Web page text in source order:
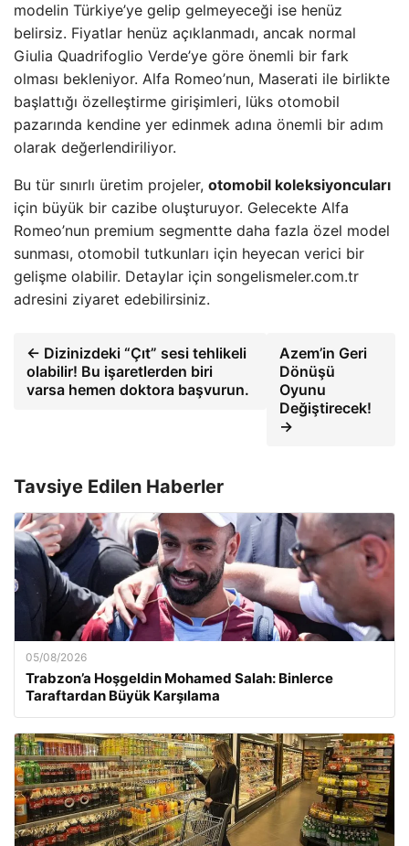
modelin Türkiye’ye gelip gelmeyeceği ise henüz
belirsiz. Fiyatlar henüz açıklanmadı, ancak normal
Giulia Quadrifoglio Verde’ye göre önemli bir fark
olması bekleniyor. Alfa Romeo’nun, Maserati ile birlikte
başlattığı özelleştirme girişimleri, lüks otomobil
pazarında kendine yer edinmek adına önemli bir adım
olarak değerlendiriliyor.
Bu tür sınırlı üretim projeler, otomobil koleksiyoncuları
için büyük bir cazibe oluşturuyor. Gelecekte Alfa
Romeo’nun premium segmentte daha fazla özel model
sunması, otomobil tutkunları için heyecan verici bir
gelişme olabilir. Detaylar için songelismeler.com.tr
adresini ziyaret edebilirsiniz.
← Dizinizdeki “Çıt” sesi tehlikeli
olabilir! Bu işaretlerden biri
varsa hemen doktora başvurun.
Azem’in Geri
Dönüşü
Oyunu
Değiştirecek!
→
Tavsiye Edilen Haberler
05/08/2026
Trabzon’a Hoşgeldin Mohamed Salah: Binlerce
Taraftardan Büyük Karşılama